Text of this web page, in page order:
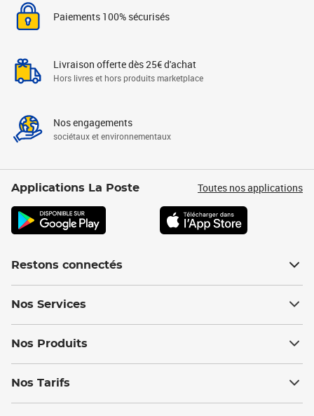
Paiements 100% sécurisés
Livraison offerte dès 25€ d'achat
Hors livres et hors produits marketplace
Nos engagements
sociétaux et environnementaux
Applications La Poste Toutes nos applications
Restons connectés
Nos Services
Nos Produits
Nos Tarifs